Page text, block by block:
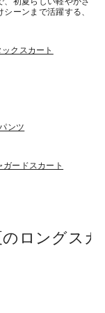
ーンまで活躍する、
クスカート
ンツ
ードスカート
ロングスカ